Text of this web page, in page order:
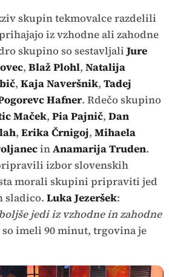
skupin tekmovalce razdelili
iz vzhodne ali zahodne
skupino so sestavljaliJure
, Blaž Plohl, Natalija
, Kaja Naveršnik, Tadej
Hafner. Rdečo skupino
Maček, Pia Pajnič, Dan
, Erika Črnigoj, Mihaela
inAnamarija Truden.
izbor slovenskih
morali skupini pripraviti jed
sladico. Luka Jezeršek:
jedi iz vzhodne in zahodne
so imeli 90 minut, trgovina je